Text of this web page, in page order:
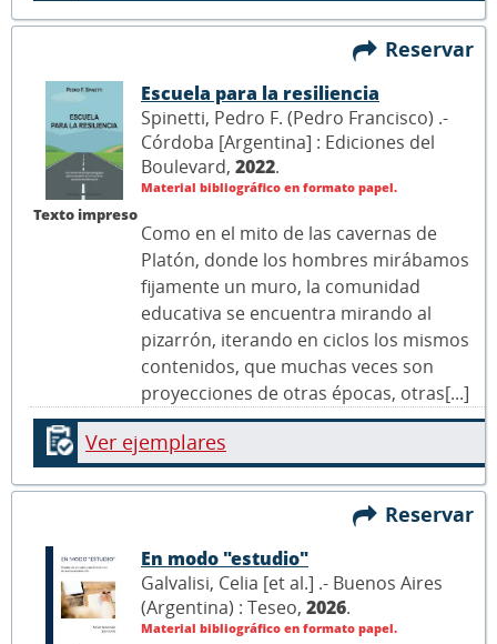
Reservar
Texto impreso
Escuela para la resiliencia
Spinetti, Pedro F. (Pedro Francisco) .-
Córdoba [Argentina] : Ediciones del
Boulevard, 2022.
Material bibliográfico en formato papel.
Como en el mito de las cavernas de
Platón, donde los hombres mirábamos
fijamente un muro, la comunidad
educativa se encuentra mirando al
pizarrón, iterando en ciclos los mismos
contenidos, que muchas veces son
proyecciones de otras épocas, otras[...]
Ver ejemplares
Reservar
En modo "estudio"
Galvalisi, Celia [et al.] .- Buenos Aires
(Argentina) : Teseo, 2026.
Material bibliográfico en formato papel.